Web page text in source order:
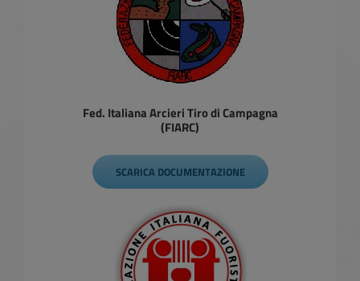
Fed. Italiana Arcieri Tiro di Campagna
(FIARC)
SCARICA DOCUMENTAZIONE